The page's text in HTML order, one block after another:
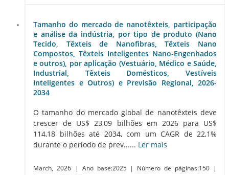
Tamanho do mercado de nanotêxteis, participação
e análise da indústria, por tipo de produto (Nano
Tecido, Têxteis de Nanofibras, Têxteis Nano
Compostos, Têxteis Inteligentes Nano-Engenhados
e outros), por aplicação (Vestuário, Médico e Saúde,
Industrial, Têxteis Domésticos, Vestíveis
Inteligentes e Outros) e Previsão Regional, 2026-
2034
O tamanho do mercado global de nanotêxteis deve
crescer de US$ 23,09 bilhões em 2026 para US$
114,18 bilhões até 2034, com um CAGR de 22,1%
durante o período de prev...... Ler mais
March, 2026 | Ano base:2025 | Número de páginas:150
|